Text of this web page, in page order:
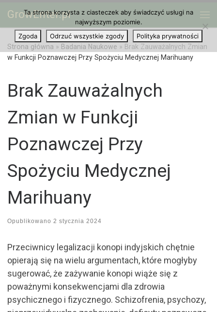
Przejdź do treści
GrowEnter.pl
Strona główna » Badania Naukowe » Brak Zauważalnych Zmian
w Funkcji Poznawczej Przy Spożyciu Medycznej Marihuany
Brak Zauważalnych
Zmian w Funkcji
Poznawczej Przy
Spożyciu Medycznej
Marihuany
Opublikowano 2 stycznia 2024
Przeciwnicy legalizacji konopi indyjskich chętnie
opierają się na wielu argumentach, które mogłyby
sugerować, że zażywanie konopi wiąże się z
poważnymi konsekwencjami dla zdrowia
psychicznego i fizycznego. Schizofrenia, psychozy,
Ta strona korzysta z ciasteczek aby świadczyć usługi na
najwyższym poziomie.
Zgoda
Odrzuć wszystkie zgody Polityka prywatności